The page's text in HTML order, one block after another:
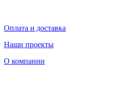
Оплата и доставка
Наши проекты
О компании